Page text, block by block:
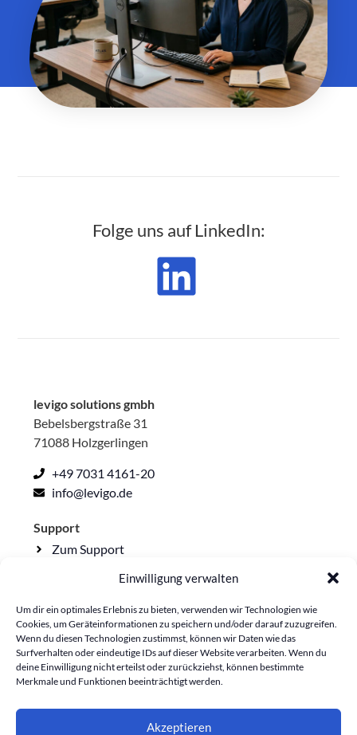
Einwilligung verwalten
Um dir ein optimales Erlebnis zu bieten, verwenden wir Technologien wie
Cookies, um Geräteinformationen zu speichern und/oder darauf zuzugreifen.
Wenn du diesen Technologien zustimmst, können wir Daten wie das
Surfverhalten oder eindeutige IDs auf dieser Website verarbeiten. Wenn du
deine Einwilligung nicht erteilst oder zurückziehst, können bestimmte
Merkmale und Funktionen beeinträchtigt werden.
Akzeptieren
Folge uns auf LinkedIn:
levigo solutions gmbh
Bebelsbergstraße 31
71088 Holzgerlingen
+49 7031 4161-20
info@levigo.de
Support
Zum Support
Rechtliche Seiten
Impressum
Datenschutzerklärung
Lieferkettensorgfalt
Cookie-Richtlinie